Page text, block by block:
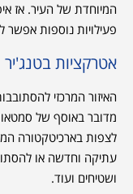
המיוחדת של העיר. אז
פעילויות נוספות אפשר
אטרקציות בטנג'יר
האיזור המרכזי
מדובר באוסף של סמטאות
לצפות בארכיטקטורה
עתיקה וחדשה או
ושטיחים ועוד.